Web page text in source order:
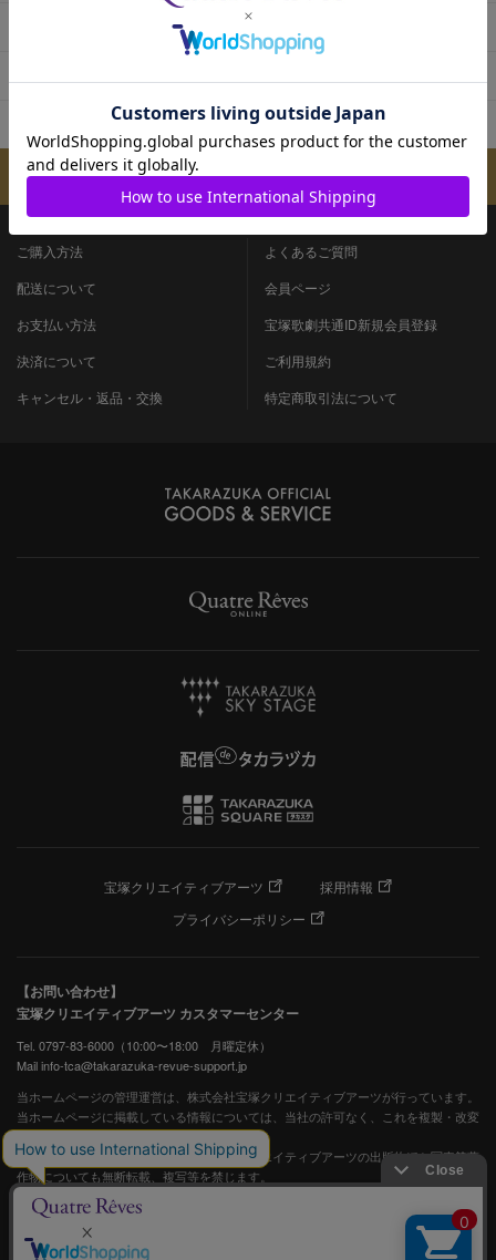
メールマガジンのご案内
ご購入方法
配送について
お支払い方法
決済について
キャンセル・返品・交換
よくあるご質問
会員ページ
宝塚歌劇共通ID新規会員登録
ご利用規約
特定商取引法について
宝塚クリエイティブアーツ
採用情報
プライバシーポリシー
【お問い合わせ】
宝塚クリエイティブアーツ カスタマーセンター
Tel. 0797-83-6000（10:00〜18:00 月曜定休）
Mail info-tca@takarazuka-revue-support.jp
当ホームページの管理運営は、株式会社宝塚クリエイティブアーツが行っています。
当ホームページに掲載している情報については、当社の許可なく、これを複製・改変
することを固く禁止します。
また、阪急電鉄並びに宝塚歌劇団、宝塚クリエイティブアーツの出版物ほか写真等著
作物についても無断転載、複写等を禁じます。
宝塚歌劇公式ホームページ
JASRAC許諾番号：S0507081515